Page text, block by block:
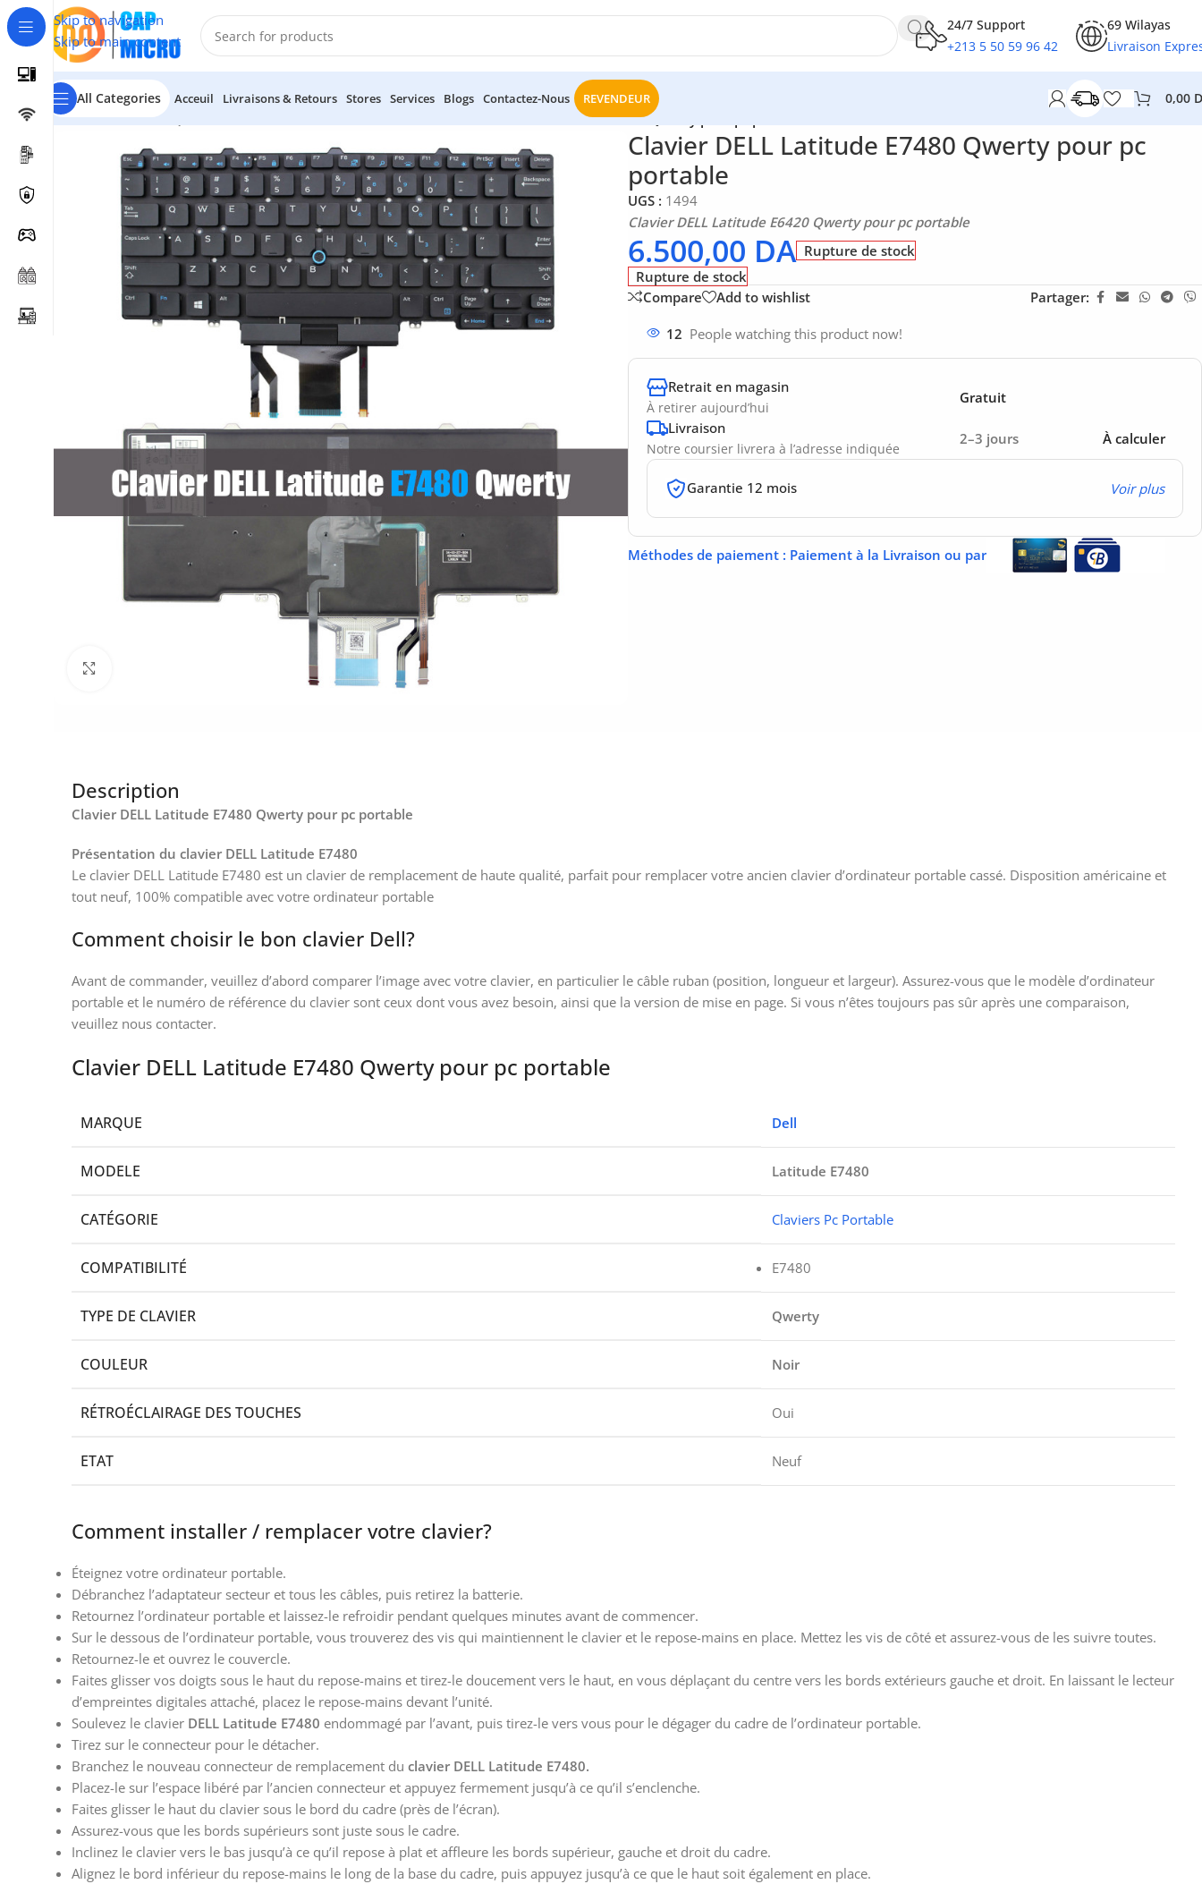
Skip to navigation
Skip to main content
24/7 Support
+213 5 50 59 96 42
69 Wilayas
Livraison
All Categories Acceuil Livraisons & Retours Stores Services Blogs Contactez-Nous REVENDEUR 0,00
Accueil/INFORMATIQUE Clavier DELL Latitude E7480 Qwerty pour pc portable
Clavier DELL Latitude E7480 Qwerty pour pc
portable
UGS : 1494
Clavier DELL Latitude E6420 Qwerty pour pc portable
6.500,00 DA Rupture de stock
Rupture de stock
Compare
Add to wishlist Partager:
12 People watching this product now!
Retrait en magasin
À retirer aujourd’hui
Gratuit
Livraison
Notre coursier livrera à l’adresse indiquée
2–3 jours À calculer
Garantie 12 mois Voir plus
Méthodes de paiement : Paiement à la Livraison ou par
Description
Clavier DELL Latitude E7480 Qwerty pour pc portable
Présentation du clavier DELL Latitude E7480
Le clavier DELL Latitude E7480 est un clavier de remplacement de haute qualité, parfait pour remplacer votre ancien clavier d’ordinateur portable cassé. Disposition américaine et
tout neuf, 100% compatible avec votre ordinateur portable
Comment choisir le bon clavier Dell?
Avant de commander, veuillez d’abord comparer l’image avec votre clavier, en particulier le câble ruban (position, longueur et largeur). Assurez-vous que le modèle d’ordinateur
portable et le numéro de référence du clavier sont ceux dont vous avez besoin, ainsi que la version de mise en page. Si vous n’êtes toujours pas sûr après une comparaison,
veuillez nous contacter.
Clavier DELL Latitude E7480 Qwerty pour pc portable
MARQUE Dell
MODELE Latitude E7480
CATÉGORIE Claviers Pc Portable
COMPATIBILITÉ E7480
TYPE DE CLAVIER Qwerty
COULEUR Noir
RÉTROÉCLAIRAGE DES TOUCHES Oui
ETAT Neuf
Comment installer / remplacer votre clavier?
Éteignez votre ordinateur portable.
Débranchez l’adaptateur secteur et tous les câbles, puis retirez la batterie.
Retournez l’ordinateur portable et laissez-le refroidir pendant quelques minutes avant de commencer.
Sur le dessous de l’ordinateur portable, vous trouverez des vis qui maintiennent le clavier et le repose-mains en place. Mettez les vis de côté et assurez-vous de les suivre toutes.
Retournez-le et ouvrez le couvercle.
Faites glisser vos doigts sous le haut du repose-mains et tirez-le doucement vers le haut, en vous déplaçant du centre vers les bords extérieurs gauche et droit. En laissant le lecteur
d’empreintes digitales attaché, placez le repose-mains devant l’unité.
Soulevez le clavier DELL Latitude E7480 endommagé par l’avant, puis tirez-le vers vous pour le dégager du cadre de l’ordinateur portable.
Tirez sur le connecteur pour le détacher.
Branchez le nouveau connecteur de remplacement du clavier DELL Latitude E7480.
Placez-le sur l’espace libéré par l’ancien connecteur et appuyez fermement jusqu’à ce qu’il s’enclenche.
Faites glisser le haut du clavier sous le bord du cadre (près de l’écran).
Assurez-vous que les bords supérieurs sont juste sous le cadre.
Inclinez le clavier vers le bas jusqu’à ce qu’il repose à plat et affleure les bords supérieur, gauche et droit du cadre.
Alignez le bord inférieur du repose-mains le long de la base du cadre, puis appuyez jusqu’à ce que le haut soit également en place.